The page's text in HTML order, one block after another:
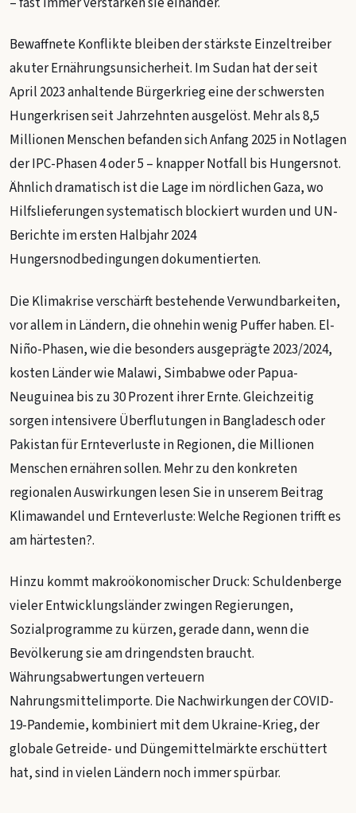
Bewaffnete Konflikte bleiben der stärkste Einzeltreiber
akuter Ernährungsunsicherheit. Im Sudan hat der seit
April 2023 anhaltende Bürgerkrieg eine der schwersten
Hungerkrisen seit Jahrzehnten ausgelöst. Mehr als 8,5
Millionen Menschen befanden sich Anfang 2025 in Notlagen
der IPC-Phasen 4 oder 5 – knapper Notfall bis Hungersnot.
Ähnlich dramatisch ist die Lage im nördlichen Gaza, wo
Hilfslieferungen systematisch blockiert wurden und UN-
Berichte im ersten Halbjahr 2024
Hungersnodbedingungen dokumentierten.
Die Klimakrise verschärft bestehende Verwundbarkeiten,
vor allem in Ländern, die ohnehin wenig Puffer haben. El-
Niño-Phasen, wie die besonders ausgeprägte 2023/2024,
kosten Länder wie Malawi, Simbabwe oder Papua-
Neuguinea bis zu 30 Prozent ihrer Ernte. Gleichzeitig
sorgen intensivere Überflutungen in Bangladesch oder
Pakistan für Ernteverluste in Regionen, die Millionen
Menschen ernähren sollen. Mehr zu den konkreten
regionalen Auswirkungen lesen Sie in unserem Beitrag
Klimawandel und Ernteverluste: Welche Regionen trifft es
am härtesten?.
Hinzu kommt makroökonomischer Druck: Schuldenberge
vieler Entwicklungsländer zwingen Regierungen,
Sozialprogramme zu kürzen, gerade dann, wenn die
Bevölkerung sie am dringendsten braucht.
Währungsabwertungen verteuern
Nahrungsmittelimporte. Die Nachwirkungen der COVID-
19-Pandemie, kombiniert mit dem Ukraine-Krieg, der
globale Getreide- und Düngemittelmärkte erschüttert
hat, sind in vielen Ländern noch immer spürbar.